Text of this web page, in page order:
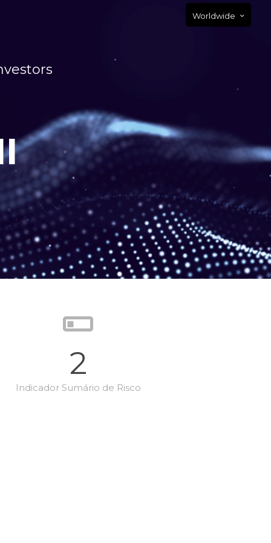
Worldwide
2
Indicador Sumário de Risco